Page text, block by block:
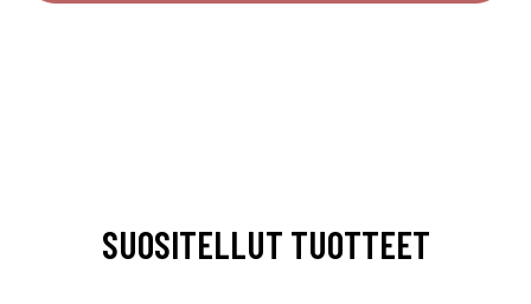
SUOSITELLUT TUOTTEET